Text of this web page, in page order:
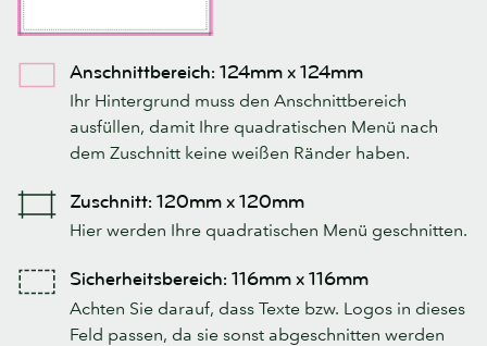
Anschnittbereich: 124mm x 124mm
Ihr Hintergrund muss den Anschnittbereich
ausfüllen, damit Ihre quadratischen Menü nach
dem Zuschnitt keine weißen Ränder haben.
Zuschnitt: 120mm x 120mm
Hier werden Ihre quadratischen Menü geschnitten.
Sicherheitsbereich: 116mm x 116mm
Achten Sie darauf, dass Texte bzw. Logos in dieses
Feld passen, da sie sonst abgeschnitten werden